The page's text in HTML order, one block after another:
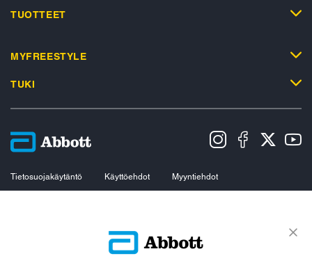
TUOTTEET
MYFREESTYLE
TUKI
Tietosuojakäytäntö Käyttöehdot
Myyntiehdot
© 2026 Abbott. All Rights Reserved. Sensorin ulkokuori, FreeStyle, Libre ja